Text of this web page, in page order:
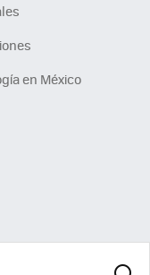
en México